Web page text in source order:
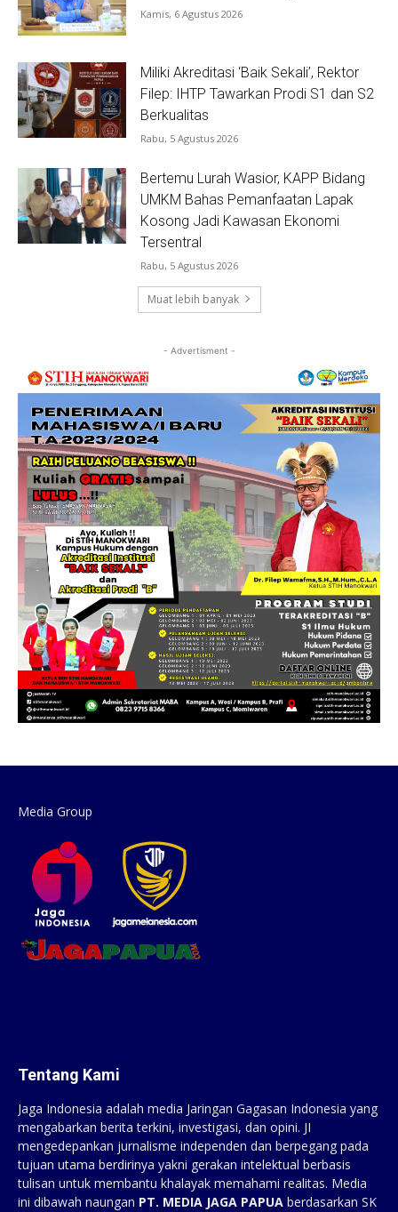
Kamis, 6 Agustus 2026
Miliki Akreditasi ‘Baik Sekali’, Rektor
Filep: IHTP Tawarkan Prodi S1 dan S2
Berkualitas
Rabu, 5 Agustus 2026
Bertemu Lurah Wasior, KAPP Bidang
UMKM Bahas Pemanfaatan Lapak
Kosong Jadi Kawasan Ekonomi
Tersentral
Rabu, 5 Agustus 2026
Muat lebih banyak
- Advertisment -
Media Group
Tentang Kami
Jaga Indonesia adalah media Jaringan Gagasan Indonesia yang
mengabarkan berita terkini, investigasi, dan opini. JI
mengedepankan jurnalisme independen dan berpegang pada
tujuan utama berdirinya yakni gerakan intelektual berbasis
tulisan untuk membantu khalayak memahami realitas. Media
ini dibawah naungan PT. MEDIA JAGA PAPUA berdasarkan SK